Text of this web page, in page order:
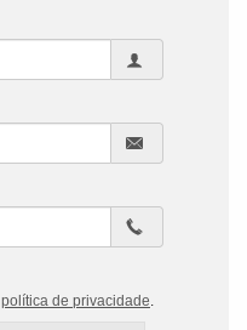
política de privacidade.